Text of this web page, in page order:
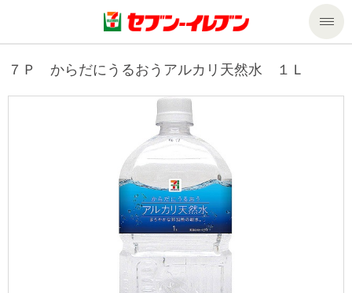
商品のご案内
マルチコピー機でできること
７Ｐ からだにうるおうアルカリ天然水 １Ｌ